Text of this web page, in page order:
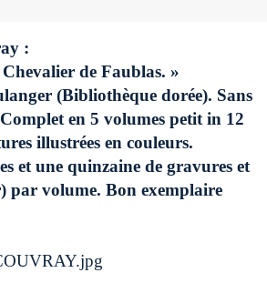
:
de Faublas. »
(Bibliothèque dorée). Sans
en 5 volumes petit in 12
illustrées en couleurs.
et une quinzaine de gravures et
par volume. Bon exemplaire